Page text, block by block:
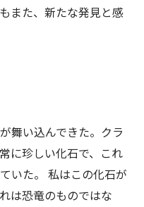
また、新たな発見と感
舞い込んできた。クラ
に珍しい化石で、これ
いた。 私はこの化石が
は恐竜のものではな